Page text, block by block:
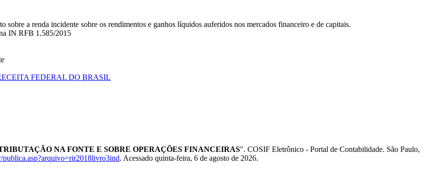
a renda incidente sobre os rendimentos e ganhos líquidos auferidos nos mercados financeiro e de capitais.
IN RFB 1.585/2015
FEDERAL DO BRASIL
NA FONTE E SOBRE OPERAÇÕES FINANCEIRAS". COSIF Eletrônico - Portal de Contabilidade. São Paulo,
. Acessado quinta-feira, 6 de agosto de 2026.